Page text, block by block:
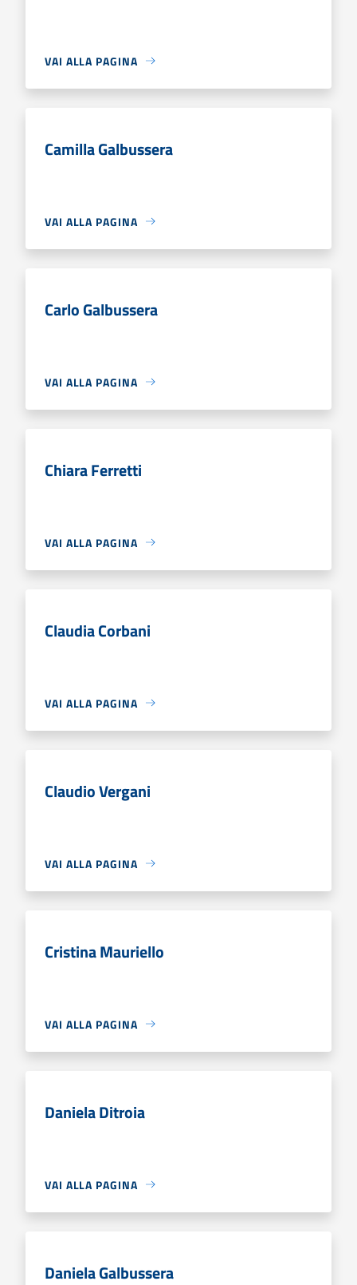
VAI ALLA PAGINA
Camilla Galbussera
VAI ALLA PAGINA
Carlo Galbussera
VAI ALLA PAGINA
Chiara Ferretti
VAI ALLA PAGINA
Claudia Corbani
VAI ALLA PAGINA
Claudio Vergani
VAI ALLA PAGINA
Cristina Mauriello
VAI ALLA PAGINA
Daniela Ditroia
VAI ALLA PAGINA
Daniela Galbussera